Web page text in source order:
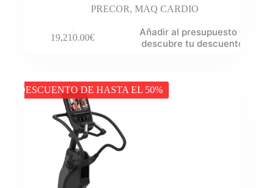
PRECOR, MAQ CARDIO
19,210.00€
Añadir al presupuesto y
descubre tu descuento
DESCUENTO DE HASTA EL 50%